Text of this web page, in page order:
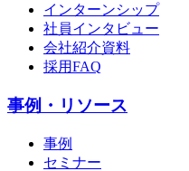
インターンシップ
社員インタビュー
会社紹介資料
採用FAQ
事例・リソース
事例
セミナー